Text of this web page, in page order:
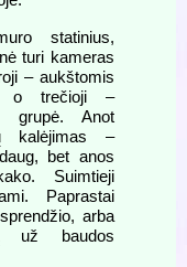
statinius,
turi kameras
– aukštomis
o trečioji –
grupė. Anot
kalėjimas –
bet anos
Suimtieji
Paprastai
arba
už baudos